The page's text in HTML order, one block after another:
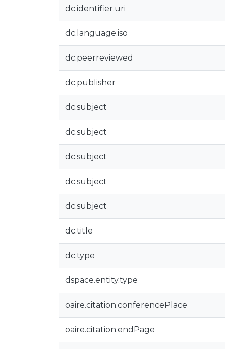
dc.identifier.uri
dc.language.iso
dc.peerreviewed
dc.publisher
dc.subject
dc.subject
dc.subject
dc.subject
dc.subject
dc.title
dc.type
dspace.entity.type
oaire.citation.conferencePlace
oaire.citation.endPage